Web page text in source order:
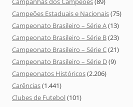
Campeões Estaduais e Nacionais(75)
Campeonato Brasileiro – Série A(13)
Campeonato Brasileiro – Série B(23)
Campeonato Brasileiro – Série C(21)
Campeonato Brasileiro – Série D(9)
Campeonatos Históricos(2.206)
Carências(1.441)
Clubes de Futebol(101)